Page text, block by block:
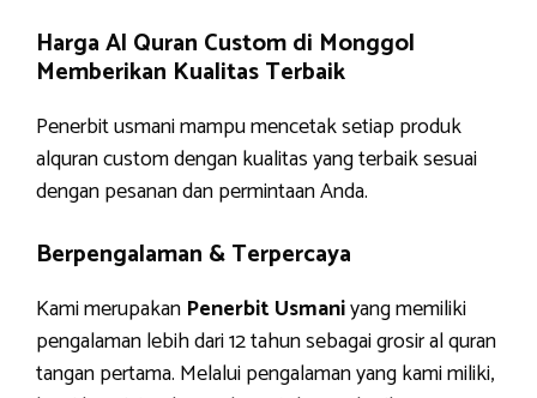
Harga Al Quran Custom di Monggol
Memberikan Kualitas Terbaik
Penerbit usmani mampu mencetak setiap produk
alquran custom dengan kualitas yang terbaik sesuai
dengan pesanan dan permintaan Anda.
Berpengalaman & Terpercaya
Kami merupakan Penerbit Usmaniyang memiliki
pengalaman lebih dari 12 tahun sebagai grosir al quran
tangan pertama. Melalui pengalaman yang kami miliki,